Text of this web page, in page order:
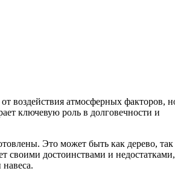
ключевую роль в долговечности и
Это может быть как дерево, так
своими достоинствами и недостатками,